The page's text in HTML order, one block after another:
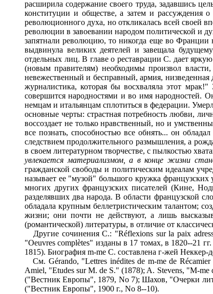
все познать, способностью все обнять... он
следствием продолжительного размышления, а
в своем литературном творчестве, с пылкостью
увлекается материализмом, а в конце жизни
гражданской свободы и политическим идеалам
называет ее "музой" большого кружка
многих других французских писателей (Кине,
разделявших два народа. В области французской
обладала крупным беллетристическим талантом;
жизни; они почти не действуют, а лишь
(романтической) литературы, в отличие от
Другие сочинения С.: "Réflexions sur la paix
"Oeuvres complètes" изданы в 17 томах, в 1820--
1815). Биография m-me С. составлена г-жей
См. Gérando, "Lettres inédites de m-me de
Amiel, "Etudes sur M. de S." (1878); A. Stevens, "M-
("Вестник Европы", 1879, No 7); Шахов, "Очерки
("Вестник Европы", 1900 г., No 8--10).